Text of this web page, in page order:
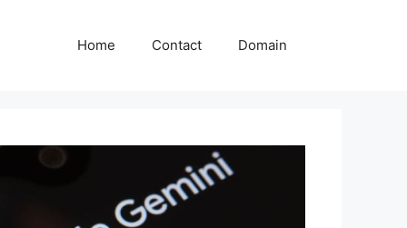
Home Contact Domain